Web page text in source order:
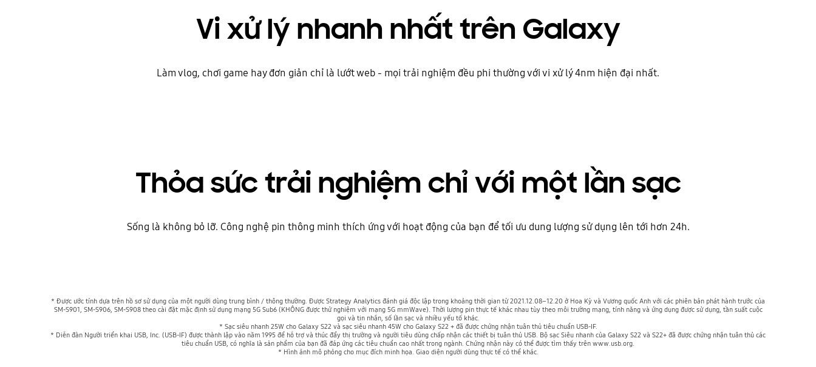
Vi xử lý nhanh nhất trên Galaxy
Làm vlog, chơi game hay đơn giản chỉ là lướt web - mọi trải nghiệm đều phi thường với vi xử lý 4nm hiện đại nhất.
Thỏa sức trải nghiệm chỉ với một lần sạc
Sống là không bỏ lỡ. Công nghệ pin thông minh thích ứng với hoạt động của bạn để tối ưu dung lượng sử dụng lên tới hơn 24h.
* Được ước tính dựa trên hồ sơ sử dụng của một người dùng trung bình / thông thường. Được Strategy Analytics đánh giá độc lập trong khoảng thời gian từ 2021.12.08–12.20 ở Hoa Kỳ và Vương quốc Anh với các phiên bản phát hành trước của
SM-S901, SM-S906, SM-S908 theo cài đặt mặc định sử dụng mạng 5G Sub6 (KHÔNG được thử nghiệm với mạng 5G mmWave). Thời lượng pin thực tế khác nhau tùy theo môi trường mạng, tính năng và ứng dụng được sử dụng, tần suất cuộc
gọi và tin nhắn, số lần sạc và nhiều yếu tố khác.
* Sạc siêu nhanh 25W cho Galaxy S22 và sạc siêu nhanh 45W cho Galaxy S22 + đã được chứng nhận tuân thủ tiêu chuẩn USB-IF.
* Diễn đàn Người triển khai USB, Inc. (USB-IF) được thành lập vào năm 1995 để hỗ trợ và thúc đẩy thị trường và người tiêu dùng chấp nhận các thiết bị tuân thủ USB. Bộ sạc Siêu nhanh của Galaxy S22 và S22+ đã được chứng nhận tuân thủ các
tiêu chuẩn USB, có nghĩa là sản phẩm của bạn đã đáp ứng các tiêu chuẩn cao nhất trong ngành. Chứng nhận này có thể được tìm thấy trên www.usb.org.
* Hình ảnh mô phỏng cho mục đích minh họa. Giao diện người dùng thực tế có thể khác.